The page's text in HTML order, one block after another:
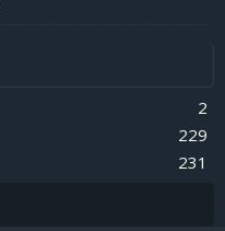
2
229
231